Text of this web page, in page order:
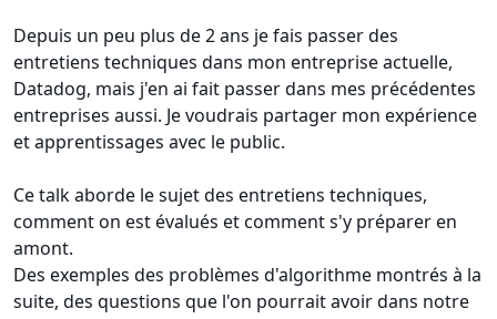
Depuis un peu plus de 2 ans je fais passer des
entretiens techniques dans mon entreprise actuelle,
Datadog, mais j'en ai fait passer dans mes précédentes
entreprises aussi. Je voudrais partager mon expérience
et apprentissages avec le public.
Ce talk aborde le sujet des entretiens techniques,
comment on est évalués et comment s'y préparer en
amont.
Des exemples des problèmes d'algorithme montrés à la
suite, des questions que l'on pourrait avoir dans notre